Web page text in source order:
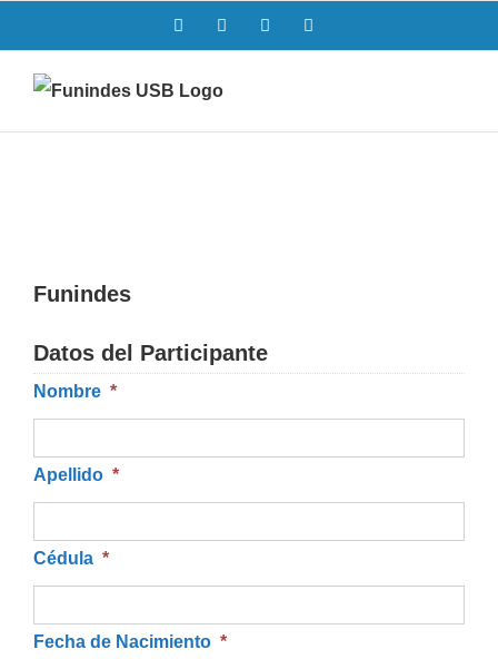
al
contenido
FacebookTwitter Instagram
Funindes
Datos del Participante
Nombre *
Apellido *
Cédula *
Fecha de Nacimiento *